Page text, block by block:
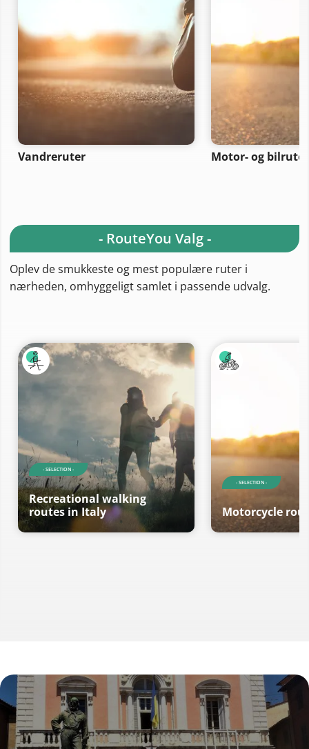
Vandreruter Motor- og bilruter
- RouteYou Valg -
Oplev de smukkeste og mest populære ruter i
nærheden, omhyggeligt samlet i passende udvalg.
- SELECTION -
Recreational walking
routes in Italy
- SELECTION -
Motorcycle